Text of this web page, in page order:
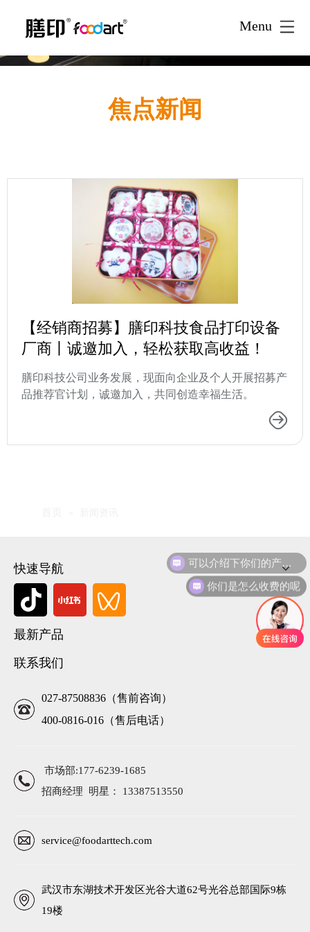
Menu
焦点新闻
【经销商招募】膳印科技食品打印设备
厂商丨诚邀加入，轻松获取高收益！
膳印科技公司业务发展，现面向企业及个人开展招募产
品推荐官计划，诚邀加入，共同创造幸福生活。
快速导航
最新产品
联系我们
027-87508836（售前咨询）
400-0816-016（售后电话）
市场部:177-6239-1685
招商经理 明星： 13387513550
service@foodarttech.com
武汉市东湖技术开发区光谷大道62号光谷总部国际9栋
19楼
可以介绍下你们的产品么
你们是怎么收费的呢